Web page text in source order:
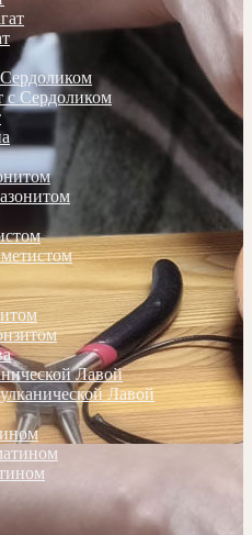
с Сердоликом
Лавой
Лавой